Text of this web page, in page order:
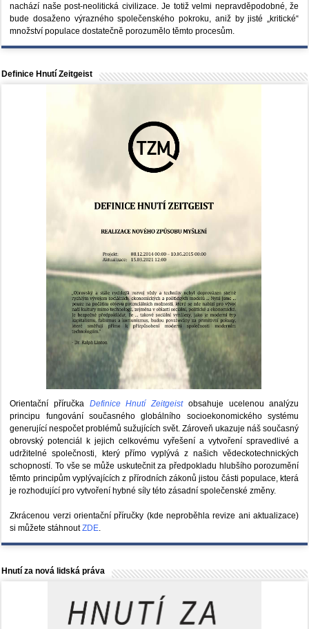
nachází naše post-neolitická civilizace. Je totiž velmi nepravděpodobné, že
bude dosaženo výrazného společenského pokroku, aniž by jisté „kritické“
množství populace dostatečně porozumělo těmto procesům.
Definice Hnutí Zeitgeist
Orientační příručka Definice Hnutí Zeitgeistobsahuje ucelenou analýzu
principu fungování současného globálního socioekonomického systému
generující nespočet problémů sužujících svět. Zároveň ukazuje náš současný
obrovský potenciál k jejich celkovému vyřešení a vytvoření spravedlivé a
udržitelné společnosti, který přímo vyplývá z našich vědeckotechnických
schopností. To vše se může uskutečnit za předpokladu hlubšího porozumění
těmto principům vyplývajících z přírodních zákonů jistou části populace, která
je rozhodující pro vytvoření hybné síly této zásadní společenské změny.
Zkrácenou verzi orientační příručky (kde neproběhla revize ani aktualizace)
si můžete stáhnoutZDE.
Hnutí za nová lidská práva